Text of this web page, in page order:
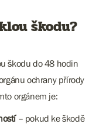
škodu?
škodu do 48 hodin
ochrany přírody
orgánem je:
– pokud ke škodě